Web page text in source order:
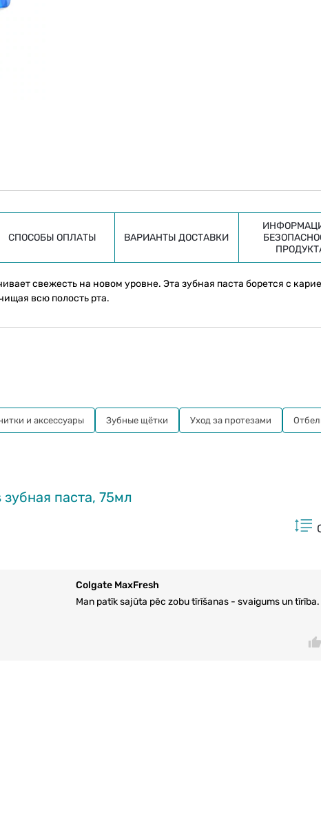
СПОСОБЫ ОПЛАТЫ ВАРИАНТЫ ДОСТАВКИ
свежесть на новом уровне. Эта зубная паста борется с
всю полость рта.
паста, 75мл
Colgate MaxFresh
Man patīk sajūta pēc zobu tīrīšanas - svaigums un tīrība.
и аксессуары Зубные щётки Уход за протезами